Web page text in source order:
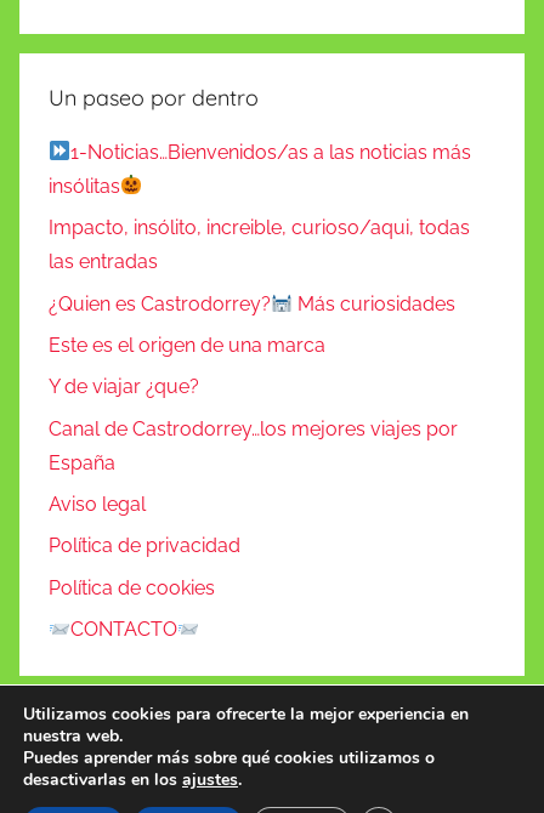
Un paseo por dentro
1-Noticias…Bienvenidos/as a las noticias más
insólitas
Impacto, insólito, increible, curioso/aqui, todas
las entradas
¿Quien es Castrodorrey?
Más curiosidades
Este es el origen de una marca
Y de viajar ¿que?
Canal de Castrodorrey…los mejores viajes por
España
Aviso legal
Política de privacidad
Política de cookies
CONTACTO
Utilizamos cookies para ofrecerte la mejor experiencia en
nuestra web.
Puedes aprender más sobre qué cookies utilizamos o
desactivarlas en los ajustes.